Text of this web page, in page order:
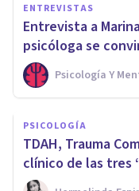
ENTREVISTAS
Entrevista a
psicóloga se
Psicología Y
PSICOLOGÍA
TDAH, Trauma
clínico de las tres